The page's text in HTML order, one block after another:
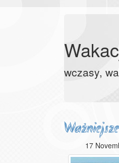
wczasy,
zbiorowego
17